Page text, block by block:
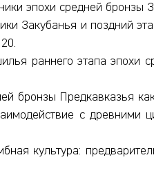
эпохи средней
Закубанья и поздний
раннего этапа эпохи
бронзы Предкавказья
с древними
культура: